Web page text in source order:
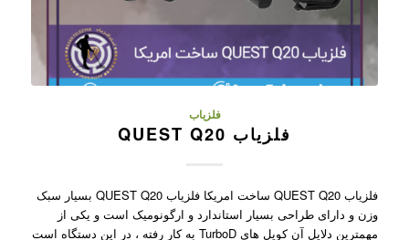
فلزیاب
فلزیاب QUEST Q20
فلزیاب QUEST Q20 ساخت امریکا فلزیاب QUEST Q20 بسیار سبک
وزن و دارای طراحی بسیار استاندارد و ارگونومیک است و یکی از
مهمترین دلایل آن کویل های TurboD به کار رفته ، در این دستگاه است